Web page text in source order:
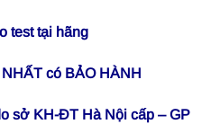
test tại hãng
có BẢO HÀNH
sở KH-ĐT Hà Nội cấp – GP